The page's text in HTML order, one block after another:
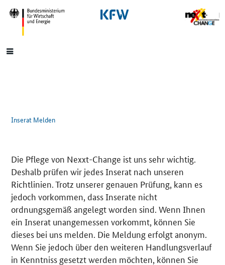
SrOnlyNavigation
Hauptmenü
Inserat Melden
Die Pflege von Nexxt-Change ist uns sehr wichtig.
Deshalb prüfen wir jedes Inserat nach unseren
Richtlinien. Trotz unserer genauen Prüfung, kann es
jedoch vorkommen, dass Inserate nicht
ordnungsgemäß angelegt worden sind. Wenn Ihnen
ein Inserat unangemessen vorkommt, können Sie
dieses bei uns melden. Die Meldung erfolgt anonym.
Wenn Sie jedoch über den weiteren Handlungsverlauf
in Kenntniss gesetzt werden möchten, können Sie